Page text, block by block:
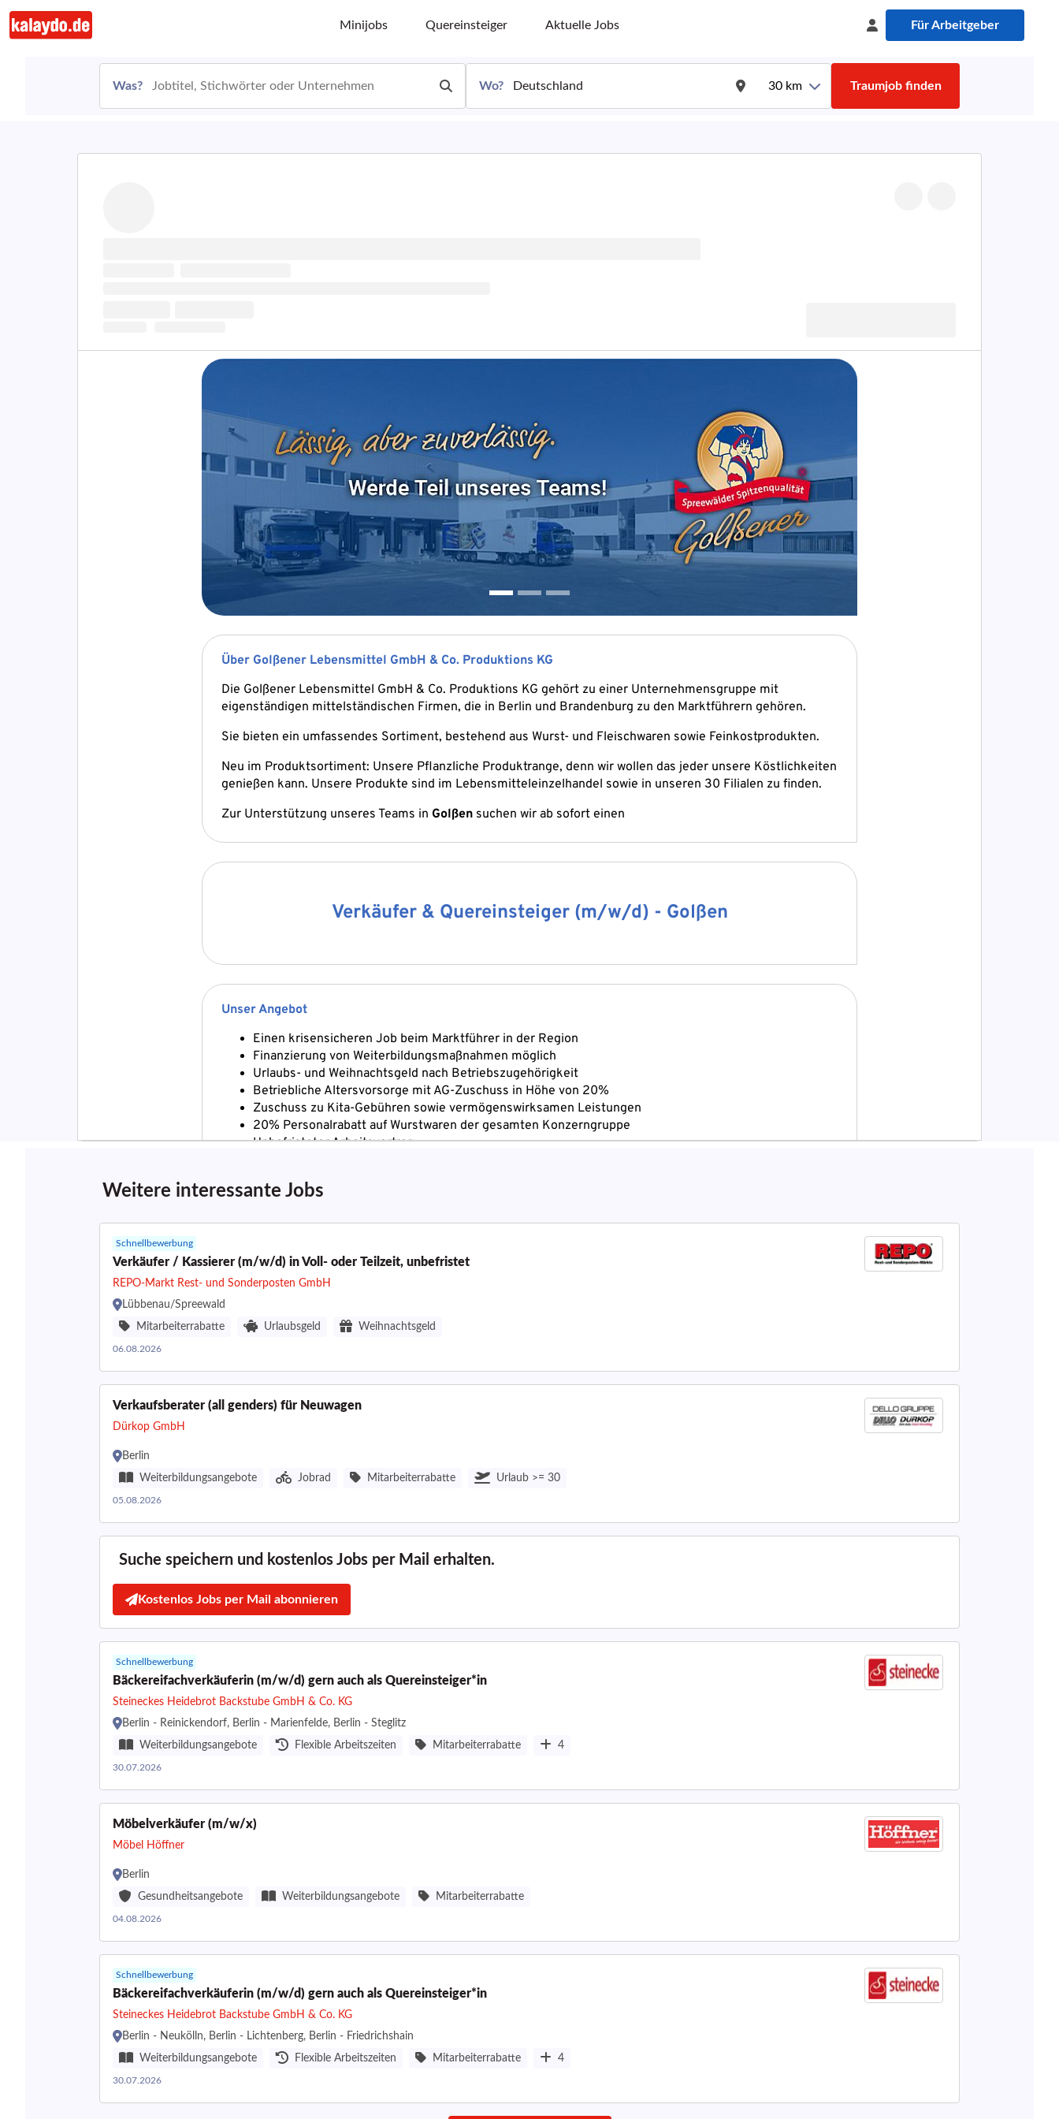
Minijobs Quereinsteiger Aktuelle Jobs Für Arbeitgeber
Was? Wo? 30 km Traumjob finden
Weitere interessante Jobs
Schnellbewerbung
Verkäufer / Kassierer (m/w/d) in Voll- oder Teilzeit, unbefristet
REPO-Markt Rest- und Sonderposten GmbH
Lübbenau/Spreewald
Mitarbeiterrabatte
Urlaubsgeld Weihnachtsgeld
06.08.2026
Verkaufsberater (all genders) für Neuwagen
Dürkop GmbH
Berlin
Weiterbildungsangebote
Jobrad Mitarbeiterrabatte Urlaub >= 30
05.08.2026
Suche speichern und kostenlos Jobs per Mail erhalten.
Kostenlos Jobs per Mail abonnieren
Schnellbewerbung
Bäckereifachverkäuferin (m/w/d) gern auch als Quereinsteiger*in
Steineckes Heidebrot Backstube GmbH & Co. KG
Berlin - Reinickendorf, Berlin - Marienfelde, Berlin - Steglitz
Weiterbildungsangebote
Flexible Arbeitszeiten Mitarbeiterrabatte 4
30.07.2026
Möbelverkäufer (m/w/x)
Möbel Höffner
Berlin
Gesundheitsangebote
Weiterbildungsangebote Mitarbeiterrabatte
04.08.2026
Schnellbewerbung
Bäckereifachverkäuferin (m/w/d) gern auch als Quereinsteiger*in
Steineckes Heidebrot Backstube GmbH & Co. KG
Berlin - Neukölln, Berlin - Lichtenberg, Berlin - Friedrichshain
Weiterbildungsangebote
Flexible Arbeitszeiten Mitarbeiterrabatte 4
30.07.2026